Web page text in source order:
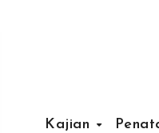
Kajian